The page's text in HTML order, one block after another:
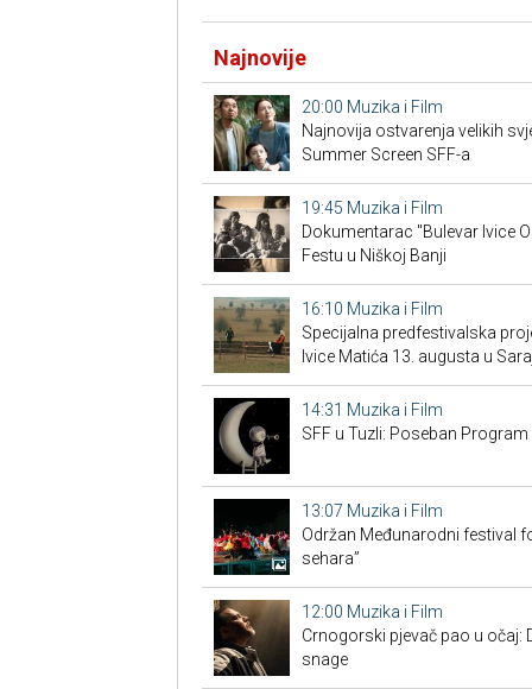
Najnovije
20:00 Muzika i Film
Najnovija ostvarenja velikih
Summer Screen SFF-a
19:45 Muzika i Film
Dokumentarac "Bulevar Ivice
Festu u Niškoj Banji
16:10 Muzika i Film
Specijalna predfestivalska
Ivice Matića 13. augusta u
14:31 Muzika i Film
SFF u Tuzli: Poseban
13:07 Muzika i Film
Održan Međunarodni festival
sehara”
12:00 Muzika i Film
Crnogorski pjevač pao u očaj:
snage